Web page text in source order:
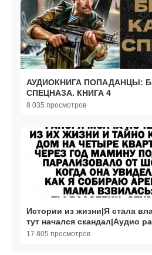
АУДИОКНИГА ПОПАДАНЦЫ:
СПЕЦНАЗА. КНИГА 4
8 035 просмотров
Истории из жизни|Я стала
тут начался скандал|Аудио
истории
17 805 просмотров